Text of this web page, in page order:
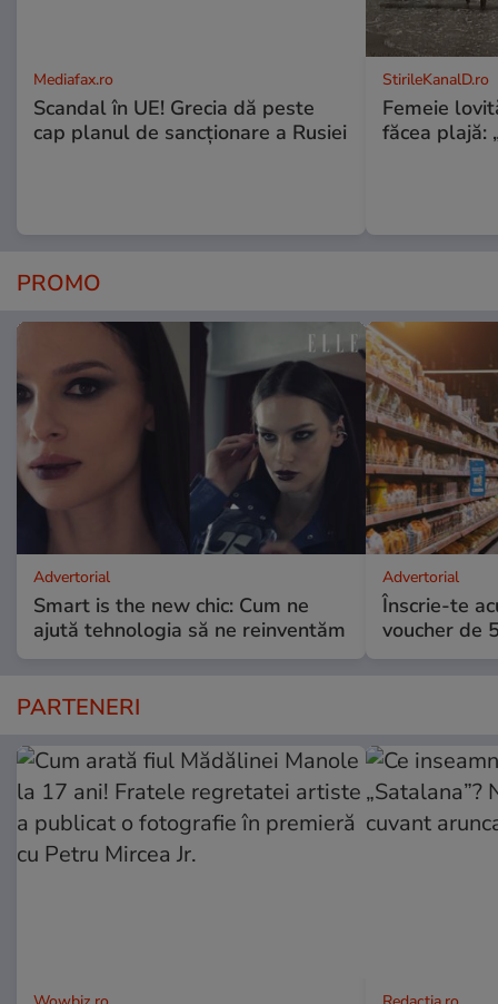
Mediafax.ro
Scandal în UE! Grecia dă peste
cap planul de sancționare a Rusiei
StirileKanalD.ro
Femeie
făcea plajă:
PROMO
Advertorial
Smart is the new chic: Cum ne
ajută tehnologia să ne reinventăm
Advertorial
Înscrie-te
voucher de
PARTENERI